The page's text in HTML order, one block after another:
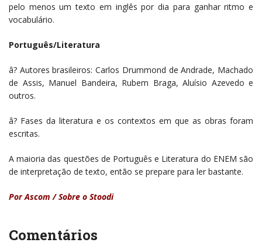
pelo menos um texto em inglês por dia para ganhar ritmo e
vocabulário.
Português/Literatura
â? Autores brasileiros: Carlos Drummond de Andrade, Machado
de Assis, Manuel Bandeira, Rubem Braga, Aluísio Azevedo e
outros.
â? Fases da literatura e os contextos em que as obras foram
escritas.
A maioria das questões de Português e Literatura do ENEM são
de interpretação de texto, então se prepare para ler bastante.
Por Ascom / Sobre o Stoodi
Comentários